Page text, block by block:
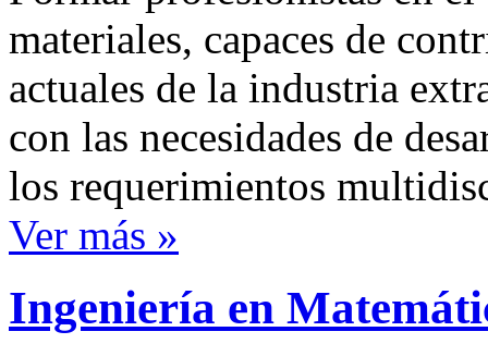
materiales, capaces de
actuales de la industria
con las necesidades de
los requerimientos
Ver más »
Ingeniería en